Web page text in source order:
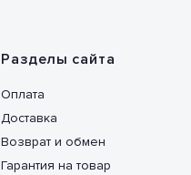
Разделы сайта
Оплата
Доставка
Возврат и обмен
Гарантия на товар